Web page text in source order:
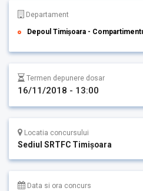
Departament
Depoul Timișoara -
Termen depunere dosar
16/11/2018 - 13:00
Locatia concursului
Sediul SRTFC Timişoara
Data si ora concurs